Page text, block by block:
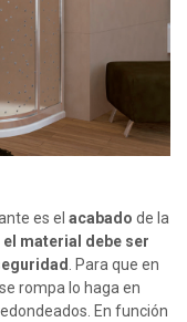
es el acabado de la
el material debe ser
. Para que en
rompa lo haga en
En función